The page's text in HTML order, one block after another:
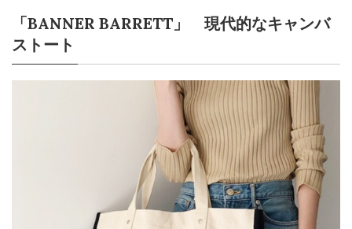
「BANNER BARRETT」 現代的なキャンバ
ストート